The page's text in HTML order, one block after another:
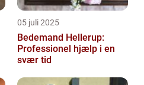
05 juli 2025
Bedemand Hellerup:
Professionel hjælp i en
svær tid